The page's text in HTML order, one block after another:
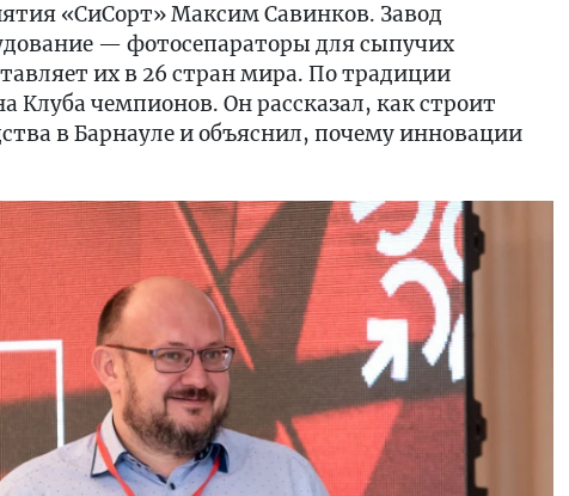
«СиСорт» Максим Савинков. Завод
— фотосепараторы для сыпучих
их в 26 стран мира. По традиции
Клуба чемпионов. Он рассказал, как строит
в Барнауле и объяснил, почему инновации